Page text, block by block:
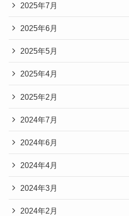
2025年7月
2025年6月
2025年5月
2025年4月
2025年2月
2024年7月
2024年6月
2024年4月
2024年3月
2024年2月